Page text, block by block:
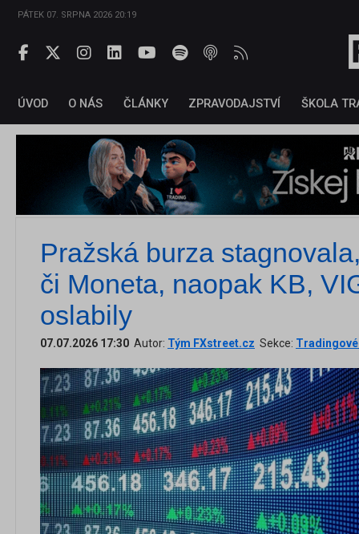
PÁTEK 07. SRPNA 2026 20:19
ÚVOD O NÁS ČLÁNKY ZPRAVODAJSTVÍ ŠKOLA
Pražská burza
či Moneta, naopak KB,
oslabily
07.07.2026 17:30 Autor: Tým FXstreet.cz Sekce: Tradingové